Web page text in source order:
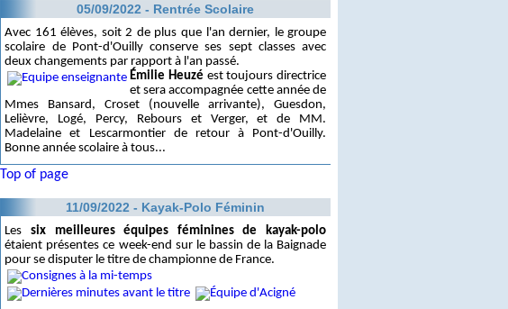
05/09/2022 - Rentrée Scolaire
Avec 161 élèves, soit 2 de plus que l'an dernier, le groupe
scolaire de Pont-d'Ouilly conserve ses sept classes avec
deux changements par rapport à l'an passé.
Émilie Heuzé est toujours directrice
et sera accompagnée cette année de
Mmes Bansard, Croset (nouvelle arrivante), Guesdon,
Lelièvre, Logé, Percy, Rebours et Verger, et de MM.
Madelaine et Lescarmontier de retour à Pont-d'Ouilly.
Bonne année scolaire à tous...
Top of page
11/09/2022 - Kayak-Polo Féminin
Les six meilleures équipes féminines de kayak-polo
étaient présentes ce week-end sur le bassin de la Baignade
pour se disputer le titre de championne de France.